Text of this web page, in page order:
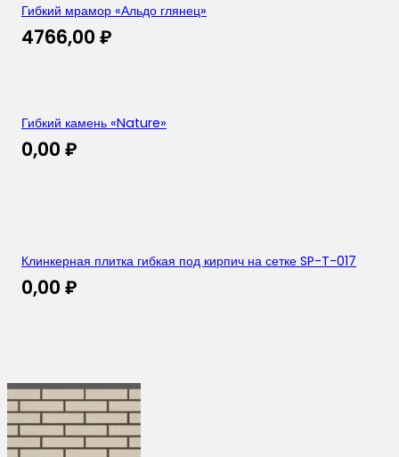
Гибкий мрамор «Альдо глянец»
4766,00 ₽
Гибкий камень «Nature»
0,00 ₽
Клинкерная плитка гибкая под кирпич на сетке SP-T-017
0,00 ₽